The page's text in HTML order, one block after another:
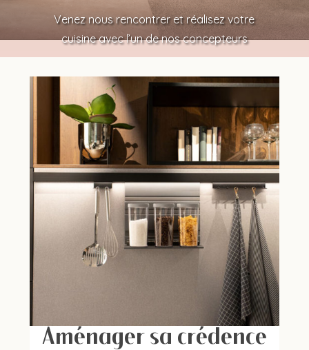
Venez nous rencontrer et réalisez votre
cuisine avec l’un de nos concepteurs
Aménager sa crédence